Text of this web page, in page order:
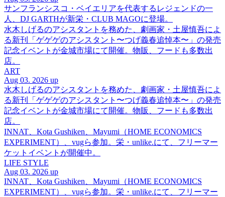
サンフランシスコ・ベイエリアを代表するレジェンドの一
人、DJ GARTHが新栄・CLUB MAGOに登場。
水木しげるのアシスタントを務めた、劇画家・土屋慎吾によ
る新刊「ゲゲゲのアシスタント〜つげ義春追悼本〜」の発売
記念イベントが金城市場にて開催。物販、フードも多数出
店。
ART
Aug 03. 2026 up
水木しげるのアシスタントを務めた、劇画家・土屋慎吾によ
る新刊「ゲゲゲのアシスタント〜つげ義春追悼本〜」の発売
記念イベントが金城市場にて開催。物販、フードも多数出
店。
INNAT、Kota Gushiken、Mayumi（HOME ECONOMICS
EXPERIMENT）、vugら参加。栄・unlike.にて、フリーマー
ケットイベントが開催中。
LIFE STYLE
Aug 03. 2026 up
INNAT、Kota Gushiken、Mayumi（HOME ECONOMICS
EXPERIMENT）、vugら参加。栄・unlike.にて、フリーマー